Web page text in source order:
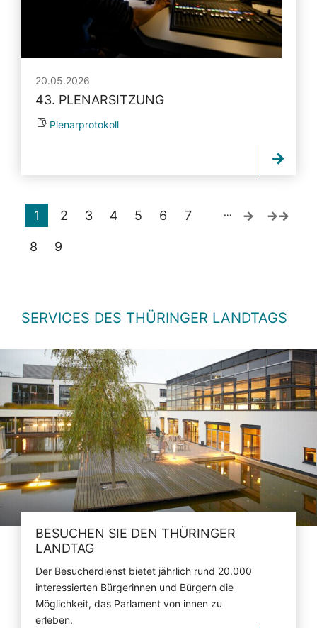
20.05.2026
43. PLENARSITZUNG
Plenarprotokoll
1 2 3 4 5 6 7
8 9
…
SERVICES DES THÜRINGER LANDTAGS
BESUCHEN SIE DEN THÜRINGER
LANDTAG
Der Besucherdienst bietet jährlich rund 20.000
interessierten Bürgerinnen und Bürgern die
Möglichkeit, das Parlament von innen zu
erleben.